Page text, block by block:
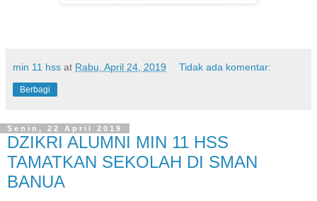
min 11 hss at Rabu, April 24, 2019 Tidak ada komentar:
Berbagi
Senin, 22 April 2019
DZIKRI ALUMNI MIN 11 HSS
TAMATKAN SEKOLAH DI SMAN
BANUA